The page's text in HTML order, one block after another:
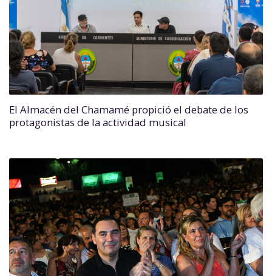
El Almacén del Chamamé propició el debate de los
protagonistas de la actividad musical